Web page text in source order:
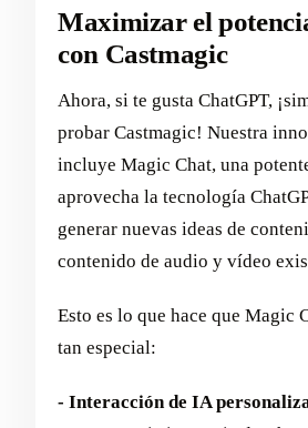
Maximizar el
con Castmagic
Ahora, si te gusta ChatGPT,
probar Castmagic! Nuestra
incluye Magic Chat, una
aprovecha la tecnología
generar nuevas ideas de
contenido de audio y vídeo
Esto es lo que hace que Magic
tan especial:
- Interacción de IA